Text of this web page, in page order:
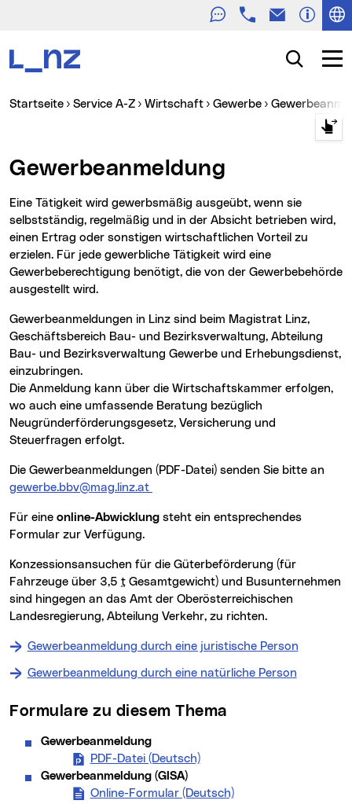
TelefonE-Mail
Suche
Sie sind hier:
Startseite Service A-Z Wirtschaft Gewerbe
Gewerbeanmeldung
Eine Tätigkeit wird gewerbsmäßig ausgeübt, wenn sie
selbstständig, regelmäßig und in der Absicht betrieben wird,
einen Ertrag oder sonstigen wirtschaftlichen Vorteil zu
erzielen. Für jede gewerbliche Tätigkeit wird eine
Gewerbeberechtigung benötigt, die von der Gewerbebehörde
ausgestellt wird.
Gewerbeanmeldungen in Linz sind beim Magistrat Linz,
Geschäftsbereich Bau- und Bezirksverwaltung, Abteilung
Bau- und Bezirksverwaltung Gewerbe und Erhebungsdienst,
einzubringen.
Die Anmeldung kann über die Wirtschaftskammer erfolgen,
wo auch eine umfassende Beratung bezüglich
Neugründerförderungsgesetz, Versicherung und
Steuerfragen erfolgt.
Die Gewerbeanmeldungen (PDF-Datei) senden Sie bitte an
gewerbe.bbv@mag.linz.at
Für eine online-Abwicklung steht ein entsprechendes
Formular zur Verfügung.
Konzessionsansuchen für die Güterbeförderung (für
Fahrzeuge über 3,5 t Gesamtgewicht) und Busunternehmen
sind hingegen an das Amt der Oberösterreichischen
Landesregierung, Abteilung Verkehr, zu richten.
Gewerbeanmeldung durch eine juristische Person
Gewerbeanmeldung durch eine natürliche Person
Formulare zu diesem Thema
Gewerbeanmeldung
PDF-Datei (Deutsch)Gewerbeanmeldung
Gewerbeanmeldung (GISA)
Online-Formular (Deutsch)(neues Fenster)